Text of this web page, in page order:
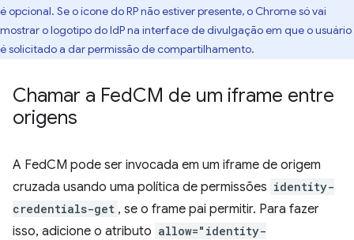
é opcional. Se o ícone do RP não estiver presente, o Chrome só vai
mostrar o logotipo do IdP na interface de divulgação em que o usuário
é solicitado a dar permissão de compartilhamento.
Chamar a FedCM de um iframe entre
origens
A FedCM pode ser invocada em um iframe de origem
cruzada usando uma política de permissões identity-
credentials-get , se o frame pai permitir. Para fazer
isso, adicione o atributo allow="identity-